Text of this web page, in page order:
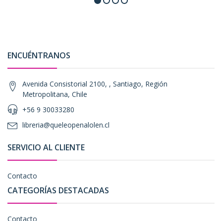
ENCUÉNTRANOS
Avenida Consistorial 2100, , Santiago, Región
Metropolitana, Chile
+56 9 30033280
libreria@queleopenalolen.cl
SERVICIO AL CLIENTE
Contacto
CATEGORÍAS DESTACADAS
Contacto